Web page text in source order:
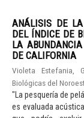
ANÁLISIS DE
DEL ÍNDICE DE
LA
DE CALIFORNIA
Violeta Estefania,
Biológicas del
"La pesquería de
es evaluada